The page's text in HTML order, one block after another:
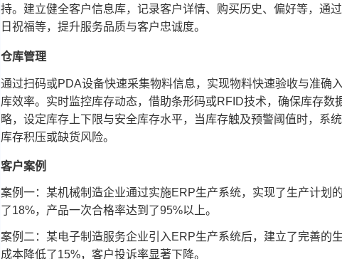
持。建立健全客户信息库，记录客户详情、购买历史、偏好等，通
日祝福等，提升服务品质与客户忠诚度。
仓库管理
通过扫码或PDA设备快速采集物料信息，实现物料快速验收与准确
库效率。实时监控库存动态，借助条形码或RFID技术，确保库存
略，设定库存上下限与安全库存水平，当库存触及预警阈值时，系
库存积压或缺货风险。
客户案例
案例一：某机械制造企业通过实施ERP生产系统，实现了生产计划
了18%，产品一次合格率达到了95%以上。
案例二：某电子制造服务企业引入ERP生产系统后，建立了完善的
成本降低了15%，客户投诉率显著下降。